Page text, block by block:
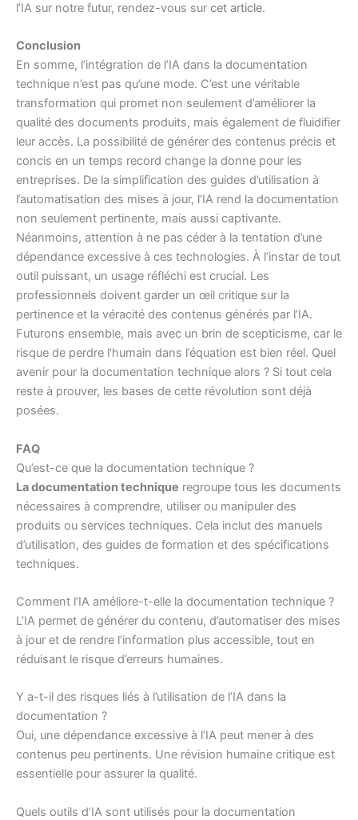
l’IA sur notre futur, rendez-vous sur cet article.
Conclusion
En somme, l’intégration de l’IA dans la documentation
technique n’est pas qu’une mode. C’est une véritable
transformation qui promet non seulement d’améliorer la
qualité des documents produits, mais également de fluidifier
leur accès. La possibilité de générer des contenus précis et
concis en un temps record change la donne pour les
entreprises. De la simplification des guides d’utilisation à
l’automatisation des mises à jour, l’IA rend la documentation
non seulement pertinente, mais aussi captivante.
Néanmoins, attention à ne pas céder à la tentation d’une
dépendance excessive à ces technologies. À l’instar de tout
outil puissant, un usage réfléchi est crucial. Les
professionnels doivent garder un œil critique sur la
pertinence et la véracité des contenus générés par l’IA.
Futurons ensemble, mais avec un brin de scepticisme, car le
risque de perdre l’humain dans l’équation est bien réel. Quel
avenir pour la documentation technique alors ? Si tout cela
reste à prouver, les bases de cette révolution sont déjà
posées.
FAQ
Qu’est-ce que la documentation technique ?
La documentation technique regroupe tous les documents
nécessaires à comprendre, utiliser ou manipuler des
produits ou services techniques. Cela inclut des manuels
d’utilisation, des guides de formation et des spécifications
techniques.
Comment l’IA améliore-t-elle la documentation technique ?
L’IA permet de générer du contenu, d’automatiser des mises
à jour et de rendre l’information plus accessible, tout en
réduisant le risque d’erreurs humaines.
Y a-t-il des risques liés à l’utilisation de l’IA dans la
documentation ?
Oui, une dépendance excessive à l’IA peut mener à des
contenus peu pertinents. Une révision humaine critique est
essentielle pour assurer la qualité.
Quels outils d’IA sont utilisés pour la documentation